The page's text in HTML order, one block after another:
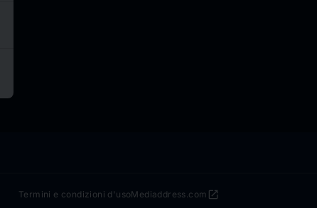
Termini e condizioni d'uso open_in_new
Mediaddress.com